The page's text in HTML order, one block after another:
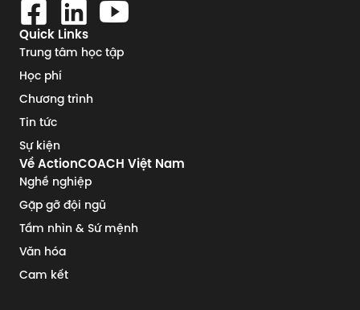
Quick Links
Trung tâm học tập
Học phí
Chương trình
Tin tức
Sự kiện
Về ActionCOACH Việt Nam
Nghề nghiệp
Gặp gỡ đội ngũ
Tầm nhìn & Sứ mệnh
Văn hóa
Cam kết